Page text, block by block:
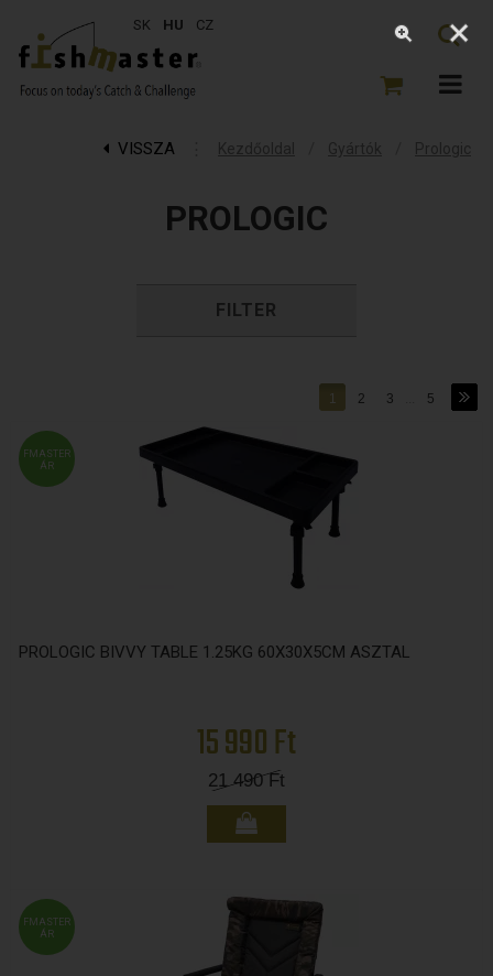
SK HU CZ
VISSZA Kezdőoldal Gyártók Prologic
PROLOGIC
FILTER
1 2 3 5
FMASTER
ÁR
PROLOGIC BIVVY TABLE 1.25KG 60X30X5CM ASZTAL
15 990 Ft
21 490Ft
FMASTER
ÁR